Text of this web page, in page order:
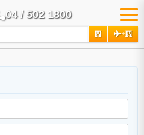
04 / 502 1800
+